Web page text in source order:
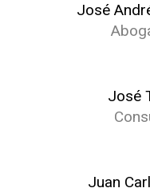
José
José
Juan